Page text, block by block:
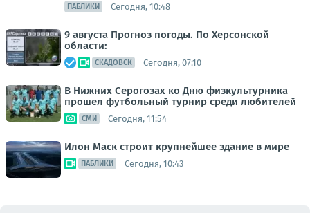
ПАБЛИКИ Сегодня, 10:48
9 августа Прогноз погоды. По Херсонской
области:
СКАДОВСК Сегодня, 07:10
В Нижних Серогозах ко Дню физкультурника
прошел футбольный турнир среди любителей
СМИ Сегодня, 11:54
Илон Маск строит крупнейшее здание в мире
ПАБЛИКИ Сегодня, 10:43